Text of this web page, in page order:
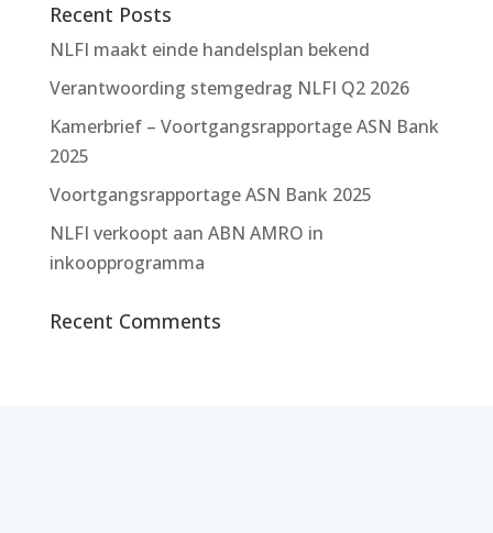
Recent Posts
NLFI maakt einde handelsplan bekend
Verantwoording stemgedrag NLFI Q2 2026
Kamerbrief – Voortgangsrapportage ASN Bank
2025
Voortgangsrapportage ASN Bank 2025
NLFI verkoopt aan ABN AMRO in
inkoopprogramma
Recent Comments